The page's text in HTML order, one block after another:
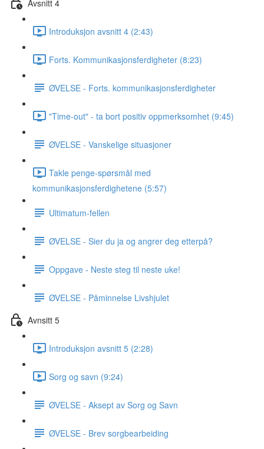
Avsnitt 4
Introduksjon avsnitt 4 (2:43)
Forts. Kommunikasjonsferdigheter (8:23)
ØVELSE - Forts. kommunikasjonsferdigheter
"Time-out" - ta bort positiv oppmerksomhet (9:45)
ØVELSE - Vanskelige situasjoner
Takle penge-spørsmål med
kommunikasjonsferdighetene (5:57)
Ultimatum-fellen
ØVELSE - Sier du ja og angrer deg etterpå?
Oppgave - Neste steg til neste uke!
ØVELSE - Påminnelse Livshjulet
Avnsitt 5
Introduksjon avsnitt 5 (2:28)
Sorg og savn (9:24)
ØVELSE - Aksept av Sorg og Savn
ØVELSE - Brev sorgbearbeiding